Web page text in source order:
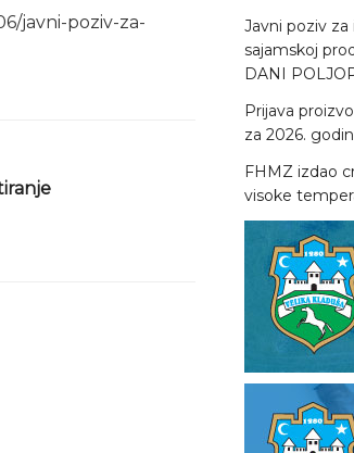
javni-poziv-za-
Javni poziv
sajamskoj
DANI
Prijava
za 2026.
FHMZ izdao
visoke